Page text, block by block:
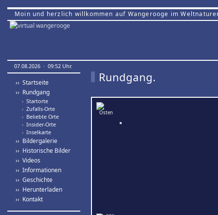
Moin und herzlich willkommen auf Wangerooge im
07.08.2026 · 09:52 Uhr.
›› Startseite
›› Rundgang
› Startorte
› Zufalls-Orte
› Beliebte Orte
› Insider-Orte
› Inselkarte
›› Bildergalerie
›› Historische Bilder
›› Videos
›› Informationen
›› Geschichte
›› Herunterladen
›› Kontakt
Rundgang.